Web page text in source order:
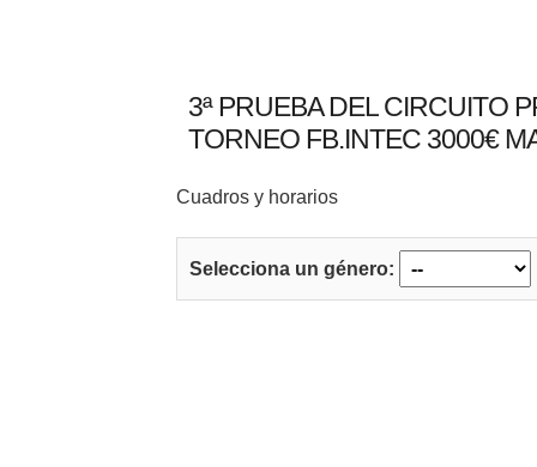
3ª PRUEBA DEL CIRCUITO
TORNEO FB.INTEC 3000€
Cuadros y horarios
Selecciona un género: